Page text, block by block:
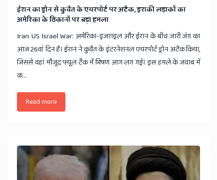
ईरान का ड्रोन से कुवैत के एयरपोर्ट पर अटैक, इराकी लड़ाकों का
अमेरिका के ठिकानों पर बड़ा हमला
Iran US Israel War: अमेरिका-इजराइल और ईरान के बीच जारी जंग का
आज 26वां दिन है। ईरान ने कुवैत के इंटरनेशनल एयरपोर्ट ड्रोन अटैक किया,
जिससे वहां मौजूद फ्यूल टैंक में भिषण आग लग गई। इस हमले के जवाब में
क...
Read more